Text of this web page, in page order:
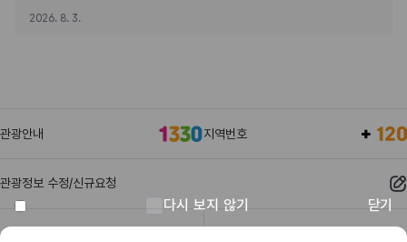
2026. 8. 3.
다시 보지 않기 닫기
관광안내 지역번호
관광정보 수정/신규요청
관광정보